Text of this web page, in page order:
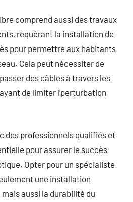
comprend aussi des travaux
requérant la installation de
pour permettre aux habitants
Cela peut nécessiter de
des câbles à travers les
de limiter l’perturbation
des professionnels qualifiés et
pour assurer le succès
Opter pour un spécialiste
une installation
aussi la durabilité du